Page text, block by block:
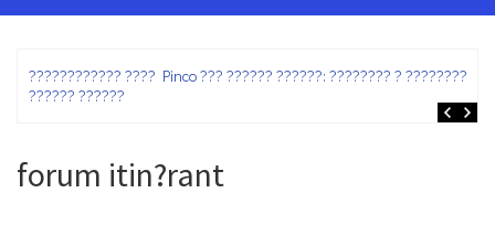
???????????? ???? Pinco ??? ?????? ??????: ???????? ? ???????? ?
?????? ??????
forum itin?rant